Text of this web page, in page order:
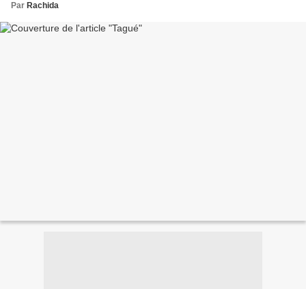
Par Rachida